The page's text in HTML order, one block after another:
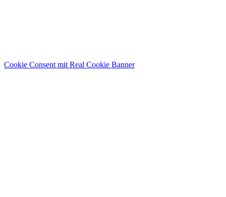
Cookie Consent mit Real Cookie Banner